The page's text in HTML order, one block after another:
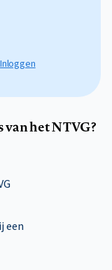
Inloggen
het NTVG?
een